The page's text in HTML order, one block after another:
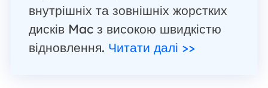
внутрішніх та зовнішніх жорстких
дисків Mac з високою швидкістю
відновлення. Читати далі >>